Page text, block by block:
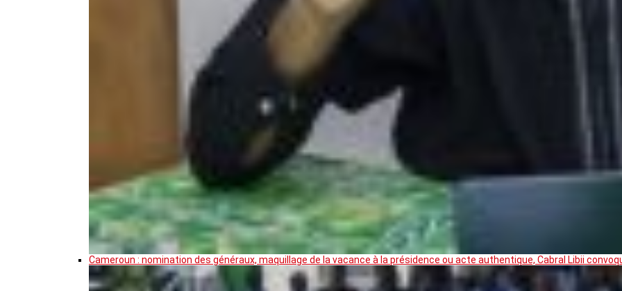
Cameroun : nomination des généraux, maquillage de la vacance à la présidence ou acte authentique, Cabral Libii